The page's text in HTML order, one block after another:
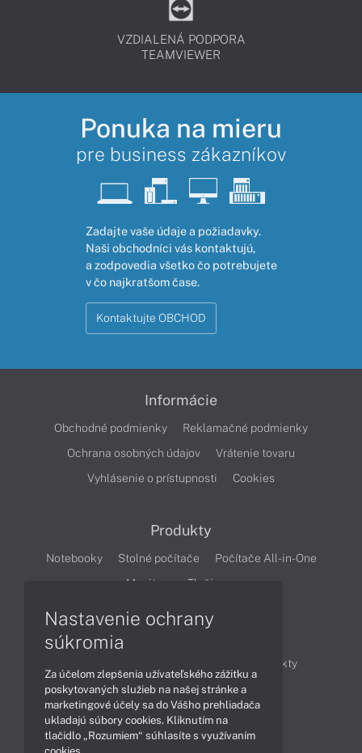
VZDIALENÁ PODPORA
TEAMVIEWER
Ponuka na mieru
pre business zákazníkov
Zadajte vaše údaje a požiadavky.
Naši obchodníci vás kontaktujú,
a zodpovedia všetko čo potrebujete
v čo najkratšom čase.
Kontaktujte OBCHOD
Informácie
Obchodné podmienky
Reklamačné podmienky
Ochrana osobných údajov
Vrátenie tovaru
Vyhlásenie o prístupnosti
Cookies
Produkty
Notebooky Stolné počítače
Počítače All-in-One
Monitory
Tlačiarne
Produkty
Technológie
Videá
Obsah
Nastavenie ochrany
súkromia
Za účelom zlepšenia užívateľského zážitku a
poskytovaných služieb na našej stránke a
marketingové účely sa do Vášho prehliadača
ukladajú súbory cookies. Kliknutím na
tlačidlo „Rozumiem“ súhlasíte s využívaním